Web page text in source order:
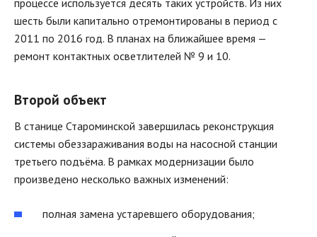
шесть были капитально отремонтированы в период с
2011 по 2016 год. В планах на ближайшее время —
ремонт контактных осветлителей № 9 и 10.
Второй объект
В станице Староминской завершилась реконструкция
системы обеззараживания воды на насосной станции
третьего подъёма. В рамках модернизации было
произведено несколько важных изменений:
полная замена устаревшего оборудования;